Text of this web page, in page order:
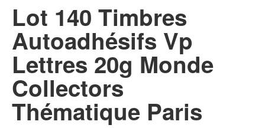
Lot 140 Timbres
Autoadhésifs Vp
Lettres 20g Monde
Collectors
Thématique Paris